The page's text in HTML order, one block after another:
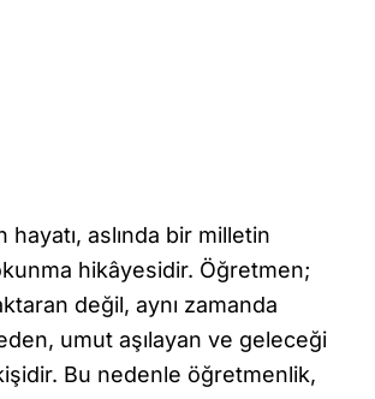
aslında bir milletin
hikâyesidir. Öğretmen;
değil, aynı zamanda
umut aşılayan ve geleceği
Bu nedenle öğretmenlik,